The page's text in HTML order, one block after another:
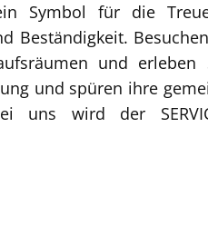
Symbol für die
Beständigkeit.
und erleben
und spüren ihre
uns wird der